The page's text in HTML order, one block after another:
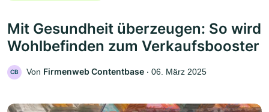
Mit Gesundheit überzeugen: So wird
Wohlbefinden zum Verkaufsbooster
CB Von Firmenweb Contentbase ‧ 06. März 2025